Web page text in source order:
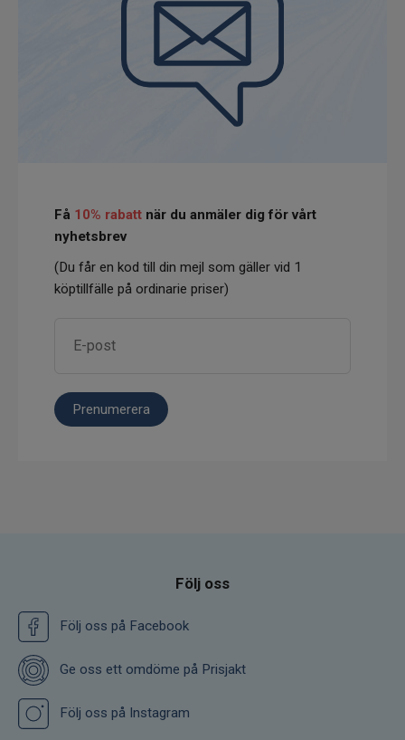
Få 10% rabatt när du anmäler dig för vårt
nyhetsbrev
(Du får en kod till din mejl som gäller vid 1
köptillfälle på ordinarie priser)
Prenumerera
Följ oss
Följ oss på Facebook
Ge oss ett omdöme på Prisjakt
Följ oss på Instagram